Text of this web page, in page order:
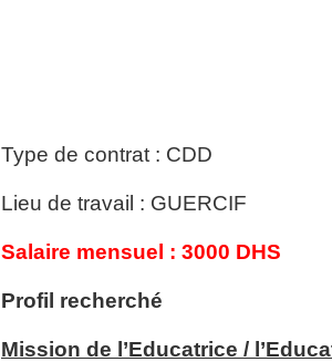
Type de contrat : CDD
Lieu de travail : GUERCIF
Salaire mensuel : 3000 DHS
Profil recherché
Mission de l’Educatrice /